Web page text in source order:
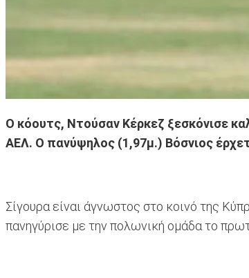
Ο κόουτς, Ντούσαν Κέρκεζ ξεσκόνισε
ΑΕΛ. Ο πανύψηλος (1,97μ.) Βόσνιος
Σίγουρα είναι άγνωστος στο κοινό της
πανηγύρισε με την πολωνική ομάδα το